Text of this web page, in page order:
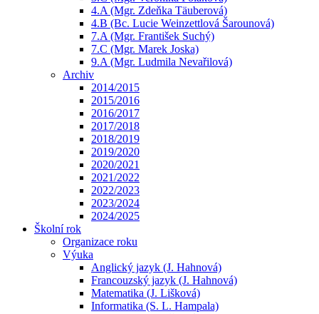
4.A (Mgr. Zdeňka Täuberová)
4.B (Bc. Lucie Weinzettlová Šarounová)
7.A (Mgr. František Suchý)
7.C (Mgr. Marek Joska)
9.A (Mgr. Ludmila Nevařilová)
Archiv
2014/2015
2015/2016
2016/2017
2017/2018
2018/2019
2019/2020
2020/2021
2021/2022
2022/2023
2023/2024
2024/2025
Školní rok
Organizace roku
Výuka
Anglický jazyk (J. Hahnová)
Francouzský jazyk (J. Hahnová)
Matematika (J. Lišková)
Informatika (S. L. Hampala)